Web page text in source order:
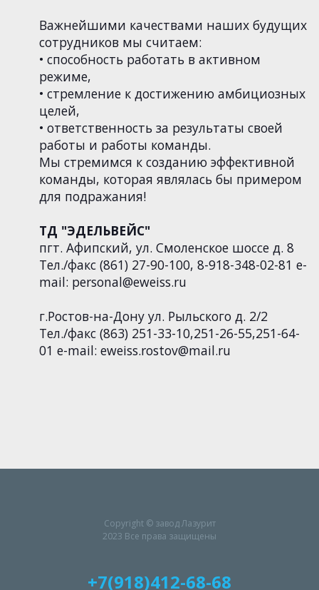
Важнейшими качествами наших будущих
сотрудников мы считаем:
• способность работать в активном
режиме,
• стремление к достижению амбициозных
целей,
• ответственность за результаты своей
работы и работы команды.
Мы стремимся к созданию эффективной
команды, которая являлась бы примером
для подражания!
ТД "ЭДЕЛЬВЕЙС"
пгт. Афипский, ул. Смоленское шоссе д. 8
Тел./факс (861) 27-90-100, 8-918-348-02-81 e-
mail: personal@eweiss.ru
г.Ростов-на-Дону ул. Рыльского д. 2/2
Тел./факс (863) 251-33-10,251-26-55,251-64-
01 e-mail: eweiss.rostov@mail.ru
Copyright © завод Лазурит
2023 Все права защищены
+7(918)412-68-68